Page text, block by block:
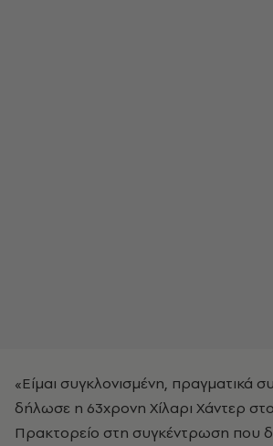
«Είμαι συγκλονισμένη, πραγματικά
δήλωσε η 63χρονη Χίλαρι Χάντερ
Πρακτορείο στη συγκέντρωση που